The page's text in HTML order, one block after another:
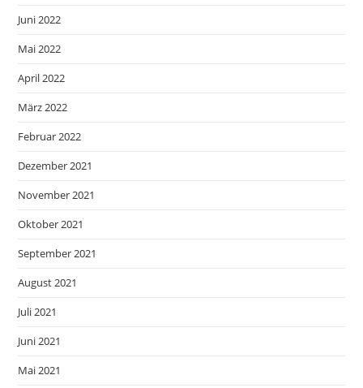
Juni 2022
Mai 2022
April 2022
März 2022
Februar 2022
Dezember 2021
November 2021
Oktober 2021
September 2021
August 2021
Juli 2021
Juni 2021
Mai 2021